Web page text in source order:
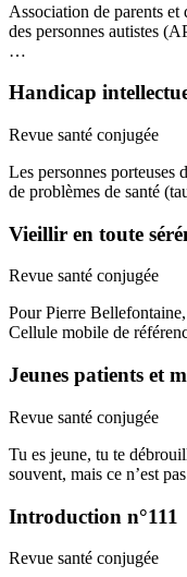
Association de parents et
des personnes autistes
…
Handicap
Revue santé conjugée
Les personnes porteuses
de problèmes de santé
Vieillir en toute
Revue santé conjugée
Pour Pierre
Cellule mobile de
Jeunes patients et
Revue santé conjugée
Tu es jeune, tu te
souvent, mais ce n’est
Introduction n°111
Revue santé conjugée